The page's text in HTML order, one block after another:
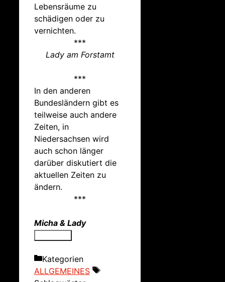
Lebensräume zu
schädigen oder zu
vernichten.
***
Lady am Forstamt
***
In den anderen
Bundesländern gibt es
teilweise auch andere
Zeiten, in
Niedersachsen wird
auch schon länger
darüber diskutiert die
aktuellen Zeiten zu
ändern.
***
Micha & Lady
Kategorien
ALLGEMEINES